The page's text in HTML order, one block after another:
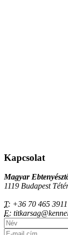
Kapcsolat
Magyar
1119 Budapest
T: +36 70 465 3911
E: